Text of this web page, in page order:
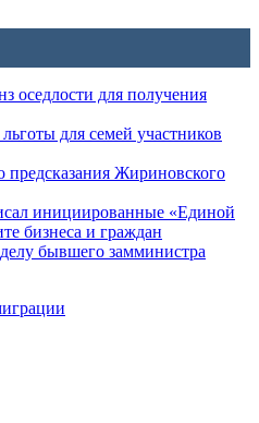
оседлости для получения
для семей участников
предсказания Жириновского
инициированные «Единой
бизнеса и граждан
бывшего замминистра